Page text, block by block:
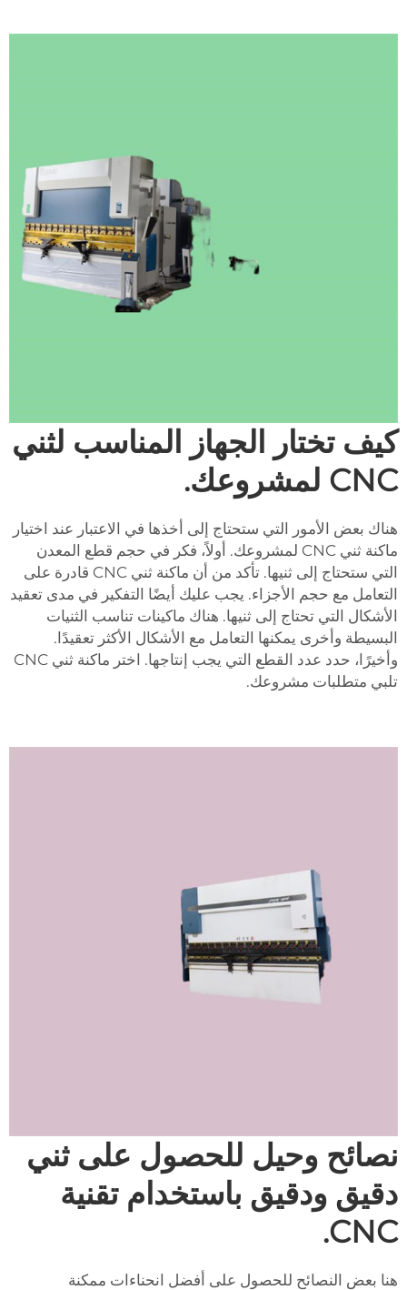
كيف تختار الجهاز المناسب لثني
CNC لمشروعك.
هناك بعض الأمور التي ستحتاج إلى أخذها في الاعتبار عند اختيار
ماكنة ثني CNC لمشروعك. أولاً، فكر في حجم قطع المعدن
التي ستحتاج إلى ثنيها. تأكد من أن ماكنة ثني CNC قادرة على
التعامل مع حجم الأجزاء. يجب عليك أيضًا التفكير في مدى تعقيد
الأشكال التي تحتاج إلى ثنيها. هناك ماكينات تناسب الثنيات
البسيطة وأخرى يمكنها التعامل مع الأشكال الأكثر تعقيدًا.
وأخيرًا، حدد عدد القطع التي يجب إنتاجها. اختر ماكنة ثني CNC
تلبي متطلبات مشروعك.
نصائح وحيل للحصول على ثني
دقيق ودقيق باستخدام تقنية
CNC.
هنا بعض النصائح للحصول على أفضل انحناءات ممكنة